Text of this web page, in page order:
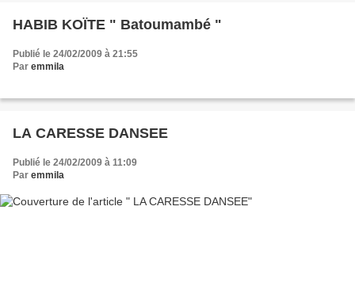
HABIB KOÏTE " Batoumambé "
Publié le 24/02/2009 à 21:55
Par emmila
LA CARESSE DANSEE
Publié le 24/02/2009 à 11:09
Par emmila